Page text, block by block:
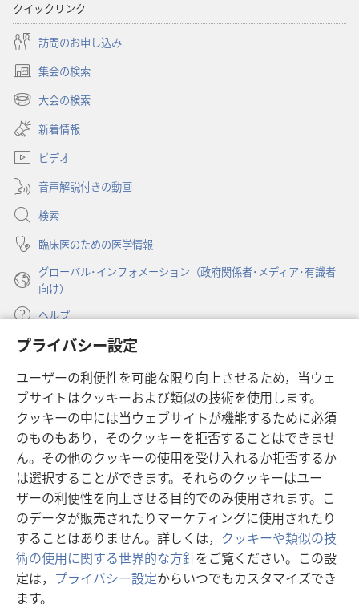
プライバシー設定
ユーザーの利便性を可能な限り向上させるため，当ウェ
ブサイトはクッキーおよび類似の技術を使用します。
クッキーの中には当ウェブサイトが機能するために必須
のものもあり，そのクッキーを拒否することはできませ
ん。その他のクッキーの使用を受け入れるか拒否するか
は選択することができます。それらのクッキーはユー
ザーの利便性を向上させる目的でのみ使用されます。こ
のデータが販売されたりマーケティングに使用されたり
することはありません。詳しくは， クッキーや類似の技
術の使用に関する世界的な方針をご覧ください。この設
定は， プライバシー設定からいつでもカスタマイズでき
ます。
クイックリンク
訪問のお申し込み
集会の検索
（新
し
タ
で
開
く）
大会の検索
（新
し
い
タ
ブ
で
開
く）
新着情報
ビデオ
音声解説付きの動画
検索
臨床医のための医学情報
グローバル･インフォメーション（政府関係者･メディア･有識者
向け）
ヘルプ
寄付
し
い
タ
ブ
で
開
く）
ものみの塔 オンライン・ライブラリー
（新
し
い
タ
ブ
で
開
く）
JW Hub ®
（新
し
い
タ
ブ
で
開
く）
JW Library ®
Watchtower Library®
Copyright